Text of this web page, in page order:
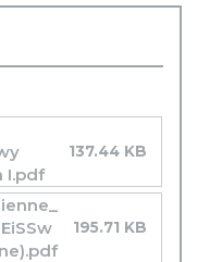
I.pdf
137.44 KB
195.71 KB